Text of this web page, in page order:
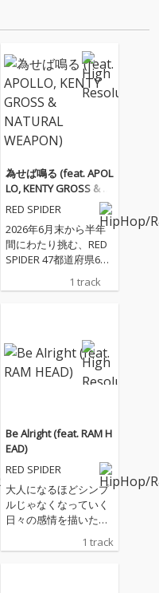
為せば鳴る (feat. APOL
LO, KENTY GROSS & N
ATURAL WEAPON)
RED SPIDER
2026年6月末から半年
間にわたり挑む、RED
SPIDER 47都道府県60
カ所ワンマンツアー20
26 -為せば鳴る、鳴ら
NATURAL WEAPONを
迎え、カエルスタジオ
のメンバー全員で作り
直結型のダンスホー
ル・アンセム。イント
ロから始まる咆哮のよ
うなフックは、初めて
聴いた瞬間からライブ
会場の景色を彷彿とさ
せる。 前面に押し出さ
メとフィルを多用した
1 track
Be Alright (feat. RAM H
EAD)
RED SPIDER
大人になるほどシンプ
ルじゃなくなっていく
日々の感情を描いたミ
活や環境が変わってい
1 track